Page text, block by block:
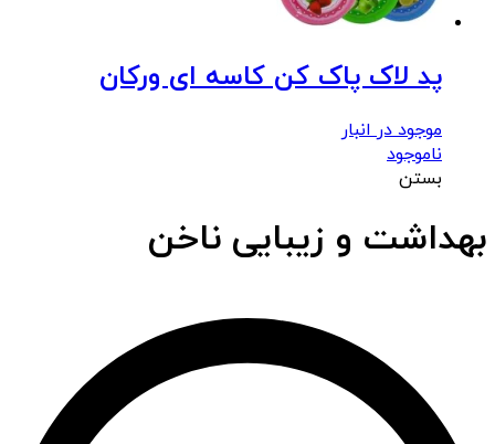
پد لاک پاک کن کاسه ای ورکان
موجود در انبار
ناموجود
بستن
بهداشت و زیبایی ناخن